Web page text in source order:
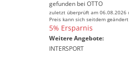
gefunden bei OTTO
zuletzt überprüft am 06.08.2026
Preis kann sich seitdem
5% Ersparnis
Weitere Angebote:
INTERSPORT